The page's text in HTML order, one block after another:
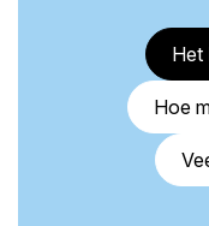
Het
Hoe